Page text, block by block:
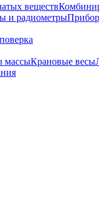
веществ
и радиометры
массыКрановые весы